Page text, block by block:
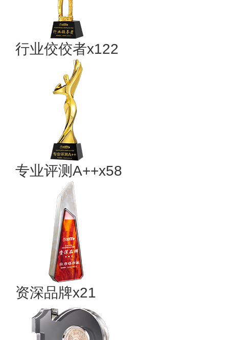
行业佼佼者x122
专业​评测A++x58
资深品牌x21